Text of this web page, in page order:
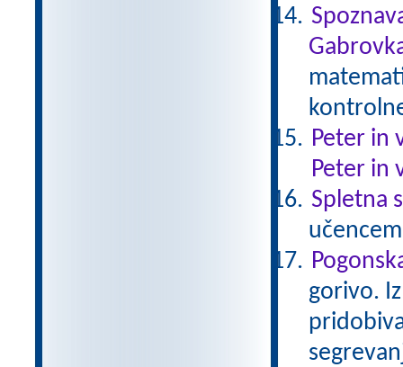
Peter in
Peter in
Spletna
gorivo.